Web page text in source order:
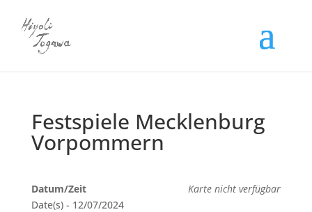
Festspiele Mecklenburg
Vorpommern
Karte nicht verfügbar
Datum/Zeit
Date(s) - 12/07/2024